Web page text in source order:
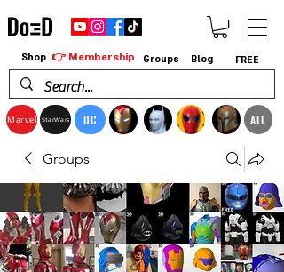
Marvel StarWars DC ALL
Shop 👉 Membership Groups Blog FREE
Groups